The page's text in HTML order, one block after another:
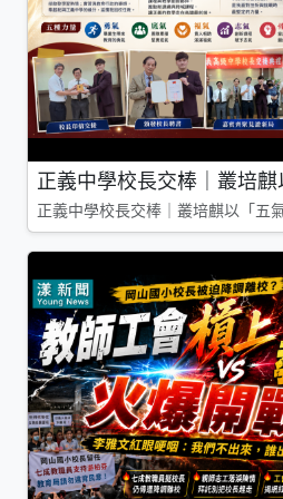
正義中學校長交棒｜叢培麒
正義中學校長交棒｜叢培麒以「五